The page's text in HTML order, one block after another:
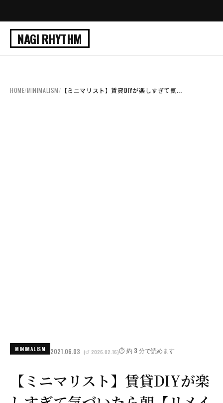
NAGI RHYTHM
HOME/MINIMALISM/ 【ミニマリスト】賃貸DIYが楽しすぎて気...
MINIMALISM 2021.06.03 (↺ 2026.02.16)⏱️ 約 3 分で読めます
【ミニマリスト】賃貸DIYが楽